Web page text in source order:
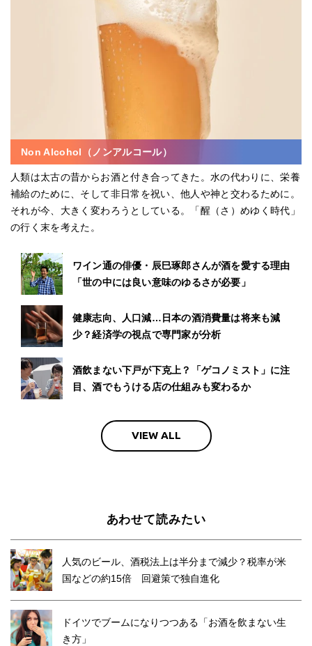
Non Alcohol（ノンアルコール）
人類は太古の昔からお酒と付き合ってきた。水の代わりに、栄養
補給のために、そして非日常を祝い、他人や神と交わるために。
それが今、大きく変わろうとしている。「醒（さ）めゆく時代」
の行く末を考えた。
ワイン通の俳優・辰巳琢郎さんが酒を愛する理由
「世の中には良い意味のゆるさが必要」
健康志向、人口減…日本の酒消費量は将来も減
少？経済学の視点で専門家が分析
酒飲まない下戸が下克上？「ゲコノミスト」に注
目、酒でもうける店の仕組みも変わるか
VIEW ALL
あわせて読みたい
人気のビール、酒税法上は半分まで減少？税率が米
国などの約15倍 回避策で独自進化
ドイツでブームになりつつある「お酒を飲まない生
き方」